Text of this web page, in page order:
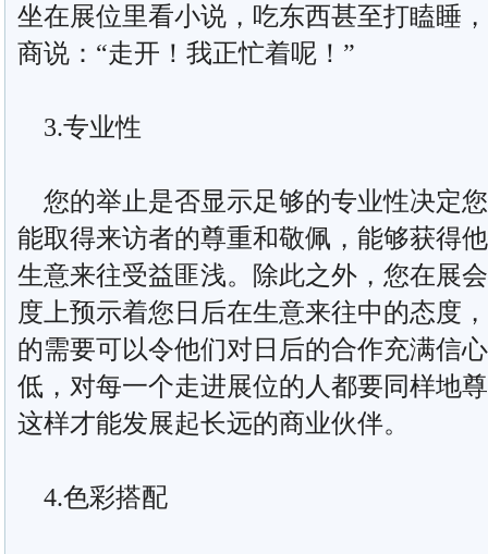
坐在展位里看小说，吃东西甚至打瞌睡
商说：“走开！我正忙着呢！”
3.专业性
您的举止是否显示足够的专业性决定
能取得来访者的尊重和敬佩，能够获得
生意来往受益匪浅。除此之外，您在展
度上预示着您日后在生意来往中的态度
的需要可以令他们对日后的合作充满信
低，对每一个走进展位的人都要同样地
这样才能发展起长远的商业伙伴。
4.色彩搭配